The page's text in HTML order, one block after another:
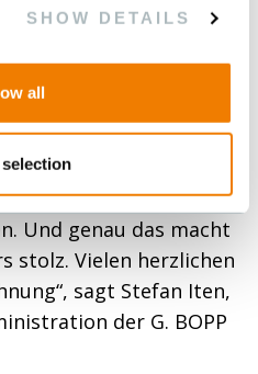
SHOW DETAILS
all
und
verändert, bedeutet
wichtige Bestätigung,
sind, sondern
und mit der
Und genau das macht
stolz. Vielen herzlichen
sagt Stefan Iten,
der G. BOPP